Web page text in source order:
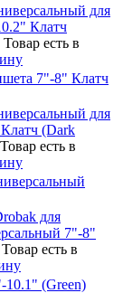
для
Клатч
Товар есть в
7"-8" Клатч
для
(Dark
Товар есть в
для
7"-8"
Товар есть в
10.1" (Green)